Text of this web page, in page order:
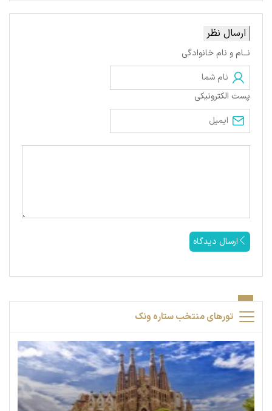
ارسال نظر
نــام و نام خانوادگی
پست الکترونیکی
ارسال دیدگاه
تورهای منتخب ستاره ونک